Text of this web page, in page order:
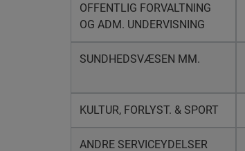
OFFENTLIG FORVALTNING
OG ADM. UNDERVISNING
SUNDHEDSVÆSEN MM.
KULTUR, FORLYST. & SPORT
ANDRE SERVICEYDELSER